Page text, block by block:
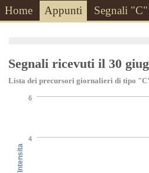
Home Appunti Segnali "C"
Segnali ricevuti il 30
Lista dei precursori giornalieri di tipo
Intensita
4
6